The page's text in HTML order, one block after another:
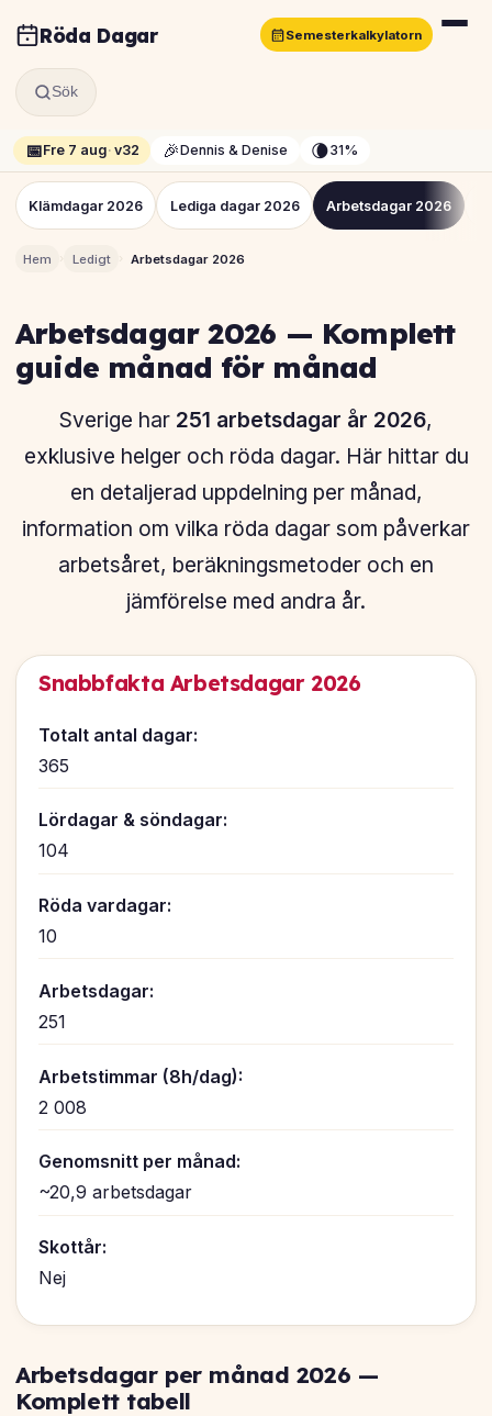
Röda Dagar Semesterkalkylatorn
Sök
📅Fre 7 aug· v32 🎉Dennis & Denise 🌘31%
Klämdagar 2026 Lediga dagar 2026 Arbetsdagar 2026
Hem Ledigt Arbetsdagar 2026
Arbetsdagar 2026 — Komplett
guide månad för månad
Sverige har 251 arbetsdagar år 2026,
exklusive helger och röda dagar. Här hittar du
en detaljerad uppdelning per månad,
information om vilka röda dagar som påverkar
arbetsåret, beräkningsmetoder och en
jämförelse med andra år.
Snabbfakta Arbetsdagar 2026
Totalt antal dagar:
365
Lördagar & söndagar:
104
Röda vardagar:
10
Arbetsdagar:
251
Arbetstimmar (8h/dag):
2 008
Genomsnitt per månad:
~20,9 arbetsdagar
Skottår:
Nej
Arbetsdagar per månad 2026 —
Komplett tabell